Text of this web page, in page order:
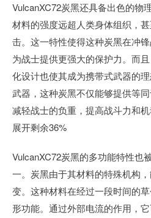
VulcanXC72炭黑还具备出色的物
材料的强度远超人类身体组织，
击。这一特性使得这种炭黑在冲
为战士提供更强大的保护力。而
化设计也使其成为携带式武器的
武器，这种炭黑不仅能够提供等
减轻战士的负重，提高战斗力和机
展开剩余36%
VulcanXC72炭黑的多功能特性也
一。炭黑由于其材料的特殊机构
变。这种材料在经过一段时间的
形功能。通过外部电流的作用，